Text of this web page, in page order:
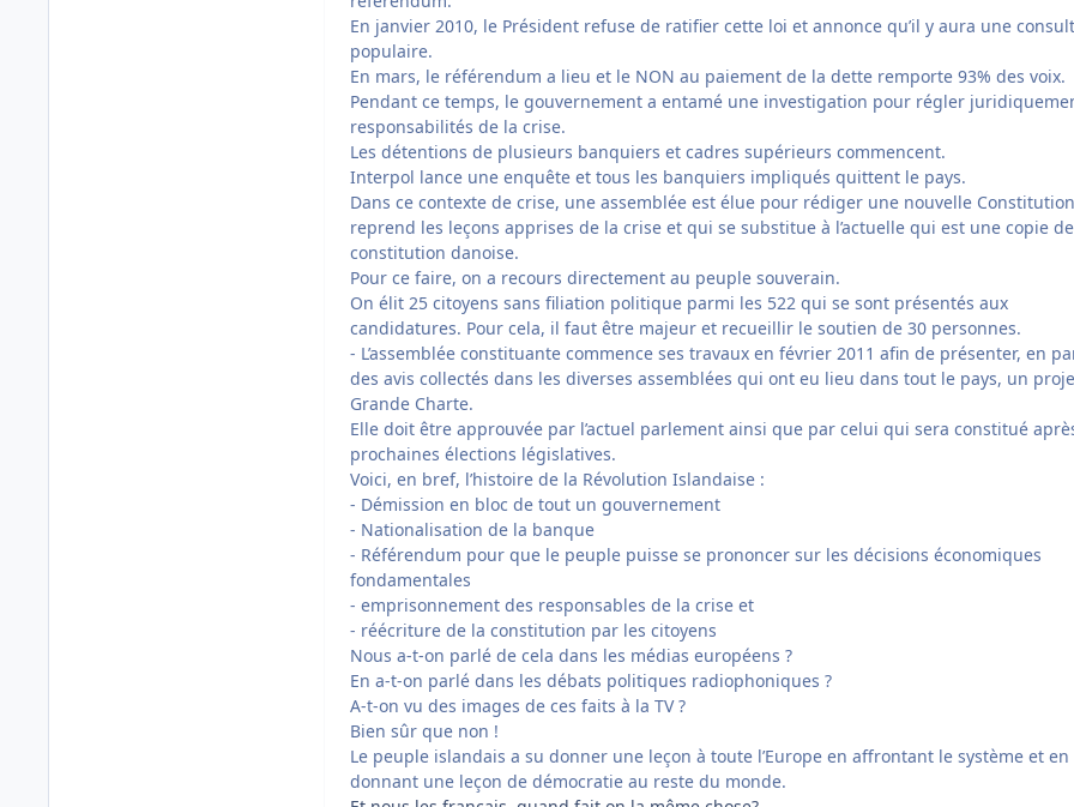
En janvier 2010, le Président refuse de ratifier cette loi et annonce qu’il y aura une
populaire.
En mars, le référendum a lieu et le NON au paiement de la dette remporte 93% des voix.
Pendant ce temps, le gouvernement a entamé une investigation pour régler
responsabilités de la crise.
Les détentions de plusieurs banquiers et cadres supérieurs commencent.
Interpol lance une enquête et tous les banquiers impliqués quittent le pays.
Dans ce contexte de crise, une assemblée est élue pour rédiger une nouvelle
reprend les leçons apprises de la crise et qui se substitue à l’actuelle qui est une copie
constitution danoise.
Pour ce faire, on a recours directement au peuple souverain.
On élit 25 citoyens sans filiation politique parmi les 522 qui se sont présentés aux
candidatures. Pour cela, il faut être majeur et recueillir le soutien de 30 personnes.
- L’assemblée constituante commence ses travaux en février 2011 afin de présenter, en
des avis collectés dans les diverses assemblées qui ont eu lieu dans tout le pays, un
Grande Charte.
Elle doit être approuvée par l’actuel parlement ainsi que par celui qui sera constitué
prochaines élections législatives.
Voici, en bref, l’histoire de la Révolution Islandaise :
- Démission en bloc de tout un gouvernement
- Nationalisation de la banque
- Référendum pour que le peuple puisse se prononcer sur les décisions économiques
fondamentales
- emprisonnement des responsables de la crise et
- réécriture de la constitution par les citoyens
Nous a-t-on parlé de cela dans les médias européens ?
En a-t-on parlé dans les débats politiques radiophoniques ?
A-t-on vu des images de ces faits à la TV ?
Bien sûr que non !
Le peuple islandais a su donner une leçon à toute l’Europe en affrontant le système et en
donnant une leçon de démocratie au reste du monde.